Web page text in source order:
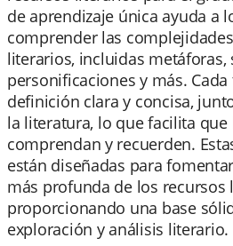
de aprendizaje única ayuda a
comprender las
literarios, incluidas metáforas,
personificaciones y más.
definición clara y concisa,
la literatura, lo que facilita
comprendan y recuerden.
están diseñadas para
más profunda de los recursos
proporcionando una base
exploración y análisis literario.